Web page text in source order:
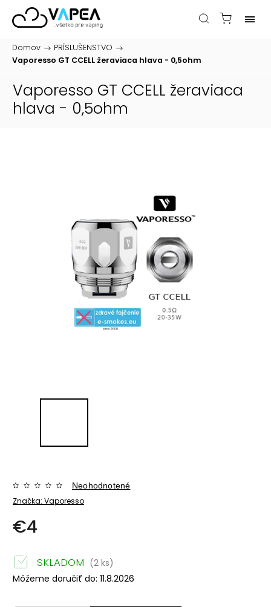
Domov / PRÍSLUŠENSTVO /
Vaporesso GT CCELL žeraviaca hlava - 0,5ohm
Vaporesso GT CCELL žeraviaca
hlava - 0,5ohm
Značka: Vaporesso
Neohodnotené
€4
SKLADOM (2 ks)
Môžeme doručiť do: 11.8.2026